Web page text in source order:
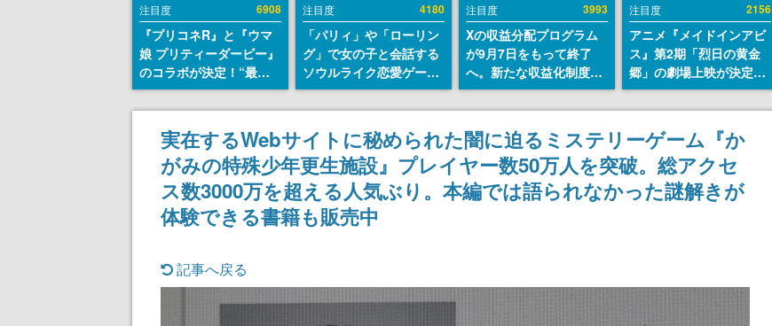
注目度 6908
『プリコネR』と『ウマ
娘 プリティーダービー』
のコラボが決定！“最大
170連無料”の8.5周年キ
ャンペーンなども発表
注目度 4180
「パリィ」や「ローリン
グ」で女の子と会話する
ソウルライク恋愛ゲーム
『小早川さんはソウルラ
イク』無料公開。返事に
失敗すると「YOU
DIED」
注目度 3993
Xの収益分配プログラム
が9月7日をもって終了
へ。新たな収益化制度
「Original Content
Rewards Program」を
発表
注目度 2156
アニメ『メイドインアビ
ス』第2期「烈日の黄金
郷」の劇場上映が決定！
レグ役・伊瀬茉莉也さん
らが登壇する舞台挨拶も
実施
実在するWebサイトに秘められた闇に迫るミステリーゲーム『か
がみの特殊少年更生施設』プレイヤー数50万人を突破。総アクセ
ス数3000万を超える人気ぶり。本編では語られなかった謎解きが
体験できる書籍も販売中
記事へ戻る